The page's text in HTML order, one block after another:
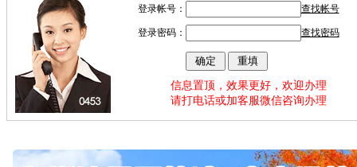
登录帐号： 查找帐号
登录密码： 查找密码
信息置顶，效果更好，欢迎办理
请打电话或加客服微信咨询办理